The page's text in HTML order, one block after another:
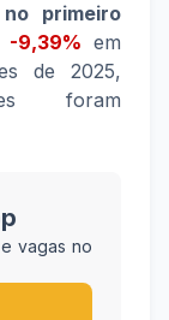
primeiro
-9,39% em
de 2025,
foram
vagas no